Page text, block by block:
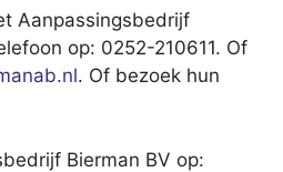
Aanpassingsbedrijf
op: 0252-210611. Of
. Of bezoek hun
Bierman BV op: